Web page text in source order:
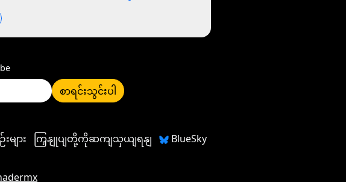
စာရင်းသွင်းပါ
များ ကြှနျုပျတို့ကိုဆကျသှယျရနျ
BlueSky